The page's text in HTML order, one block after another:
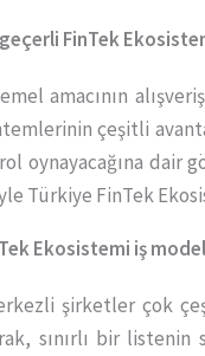
FinTek
amacının
çeşitli
oynayacağına dair
Türkiye FinTek
Ekosistemi iş
şirketler çok
sınırlı bir listenin